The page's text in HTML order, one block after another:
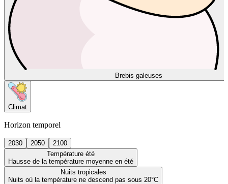
Brebis galeuses
Climat
Horizon temporel
2030 2050
2100
Température été
Hausse de la température moyenne en été
Nuits tropicales
Nuits où la température ne descend pas sous 20°C